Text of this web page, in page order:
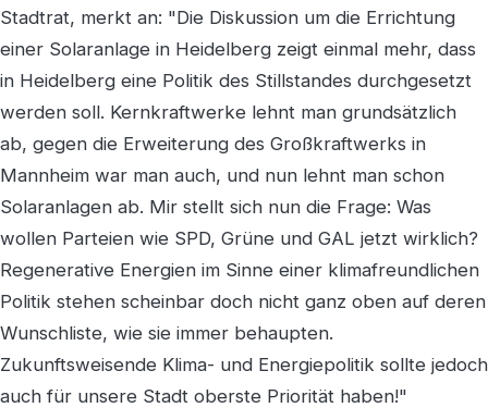
Stadtrat, merkt an: "Die Diskussion um die Errichtung
einer Solaranlage in Heidelberg zeigt einmal mehr, dass
in Heidelberg eine Politik des Stillstandes durchgesetzt
werden soll. Kernkraftwerke lehnt man grundsätzlich
ab, gegen die Erweiterung des Großkraftwerks in
Mannheim war man auch, und nun lehnt man schon
Solaranlagen ab. Mir stellt sich nun die Frage: Was
wollen Parteien wie SPD, Grüne und GAL jetzt wirklich?
Regenerative Energien im Sinne einer klimafreundlichen
Politik stehen scheinbar doch nicht ganz oben auf deren
Wunschliste, wie sie immer behaupten.
Zukunftsweisende Klima- und Energiepolitik sollte jedoch
auch für unsere Stadt oberste Priorität haben!"